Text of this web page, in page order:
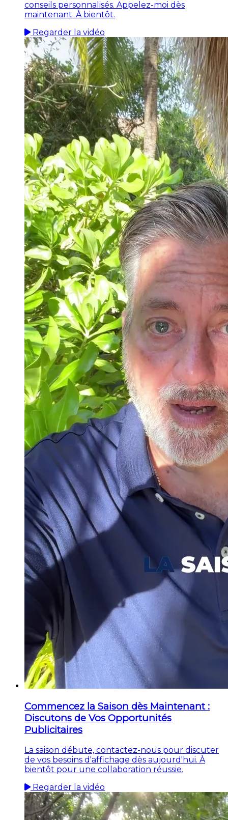
conseils personnalisés. Appelez-moi dès
maintenant. À bientôt.
Regarder la vidéo
Commencez la Saison dès Maintenant :
Discutons de Vos Opportunités
Publicitaires
La saison débute, contactez-nous pour discuter
de vos besoins d'affichage dès aujourd'hui. À
bientôt pour une collaboration réussie.
Regarder la vidéo